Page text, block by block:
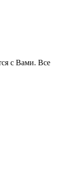
с Вами. Все